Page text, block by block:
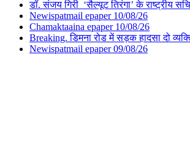
डॉ. संजय गिरी ‘सैल्यूट तिरंगा’ के राष्ट्रीय
Newispatmail epaper 10/08/26
Chamaktaaina epaper 10/08/26
Breaking. डिमना रोड में सड़क हादसा दो
Newispatmail epaper 09/08/26